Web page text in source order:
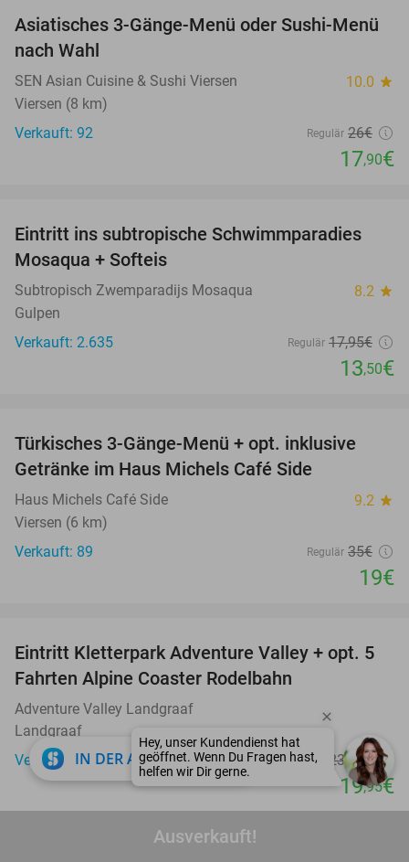
Ausverkauft!
31%
Asiatisches 3-Gänge-Menü oder Sushi-Menü
nach Wahl
SEN Asian Cuisine & Sushi Viersen 10.0 star
Viersen (8 km)
Verkauft: 92
Regulär 26€
17,90€
25%
Eintritt ins subtropische Schwimmparadies
Mosaqua + Softeis
Subtropisch Zwemparadijs Mosaqua 8.2 star
Gulpen
Verkauft: 2.635
Regulär 17,95€
13,50€
46%
Türkisches 3-Gänge-Menü + opt. inklusive
Getränke im Haus Michels Café Side
Haus Michels Café Side 9.2 star
Viersen (6 km)
Verkauft: 89
Regulär 35€
19€
17%
Eintritt Kletterpark Adventure Valley + opt. 5
Fahrten Alpine Coaster Rodelbahn
Adventure Valley Landgraaf
Landgraaf
Verkauft: 1.049
Regulär 23,95€
19,95€
favorite_border
IN DER APP ÖFFNEN close